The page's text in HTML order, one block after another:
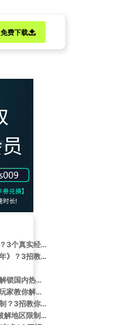
免费下载
海外华人听不了汽水音乐？3个真实经历告诉你如何破解地域限制
海外华人如何解锁《方少年》？3招教你突破地区限制听新歌
海外华人必看！三步教你解锁国内热门影视综艺，告别地区限制烦恼
别再只盯着草原了！资深玩家教你解锁内蒙古的隐藏玩法，这5个地方美到窒息
海外华人如何突破地区限制？3招教你轻松观看《海霞邀你走进传统村落》
海外华人必看！3招教你破解地区限制，轻松追闫妮同款非遗金丝面